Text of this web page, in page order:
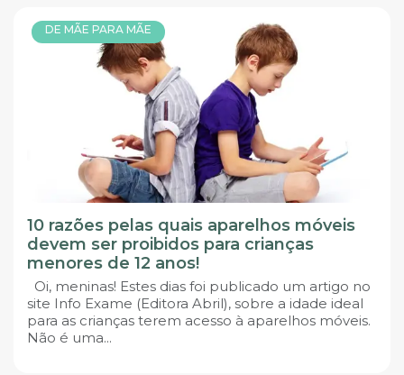
DE MÃE PARA MÃE
10 razões pelas quais aparelhos móveis
devem ser proibidos para crianças
menores de 12 anos!
Oi, meninas! Estes dias foi publicado um artigo no
site Info Exame (Editora Abril), sobre a idade ideal
para as crianças terem acesso à aparelhos móveis.
Não é uma...